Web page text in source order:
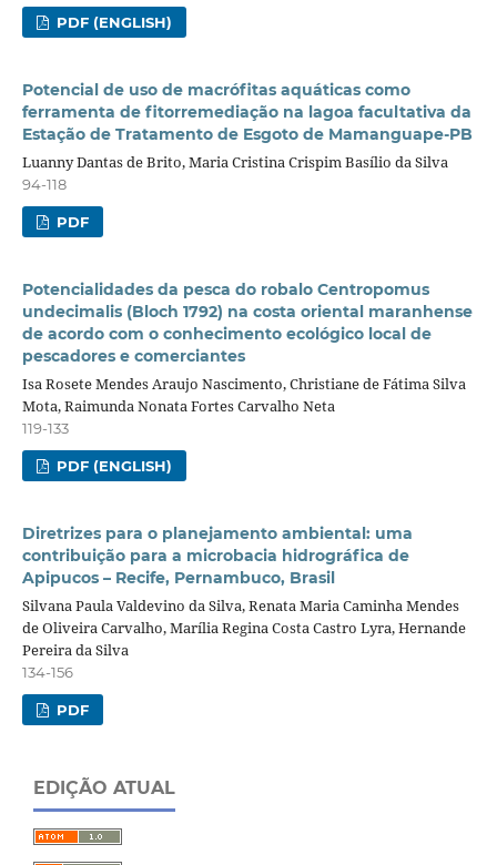
PDF (ENGLISH)
Potencial de uso de macrófitas aquáticas como
ferramenta de fitorremediação na lagoa facultativa da
Estação de Tratamento de Esgoto de Mamanguape-PB
Luanny Dantas de Brito, Maria Cristina Crispim Basílio da Silva
94-118
PDF
Potencialidades da pesca do robalo Centropomus
undecimalis (Bloch 1792) na costa oriental maranhense
de acordo com o conhecimento ecológico local de
pescadores e comerciantes
Isa Rosete Mendes Araujo Nascimento, Christiane de Fátima Silva
Mota, Raimunda Nonata Fortes Carvalho Neta
119-133
PDF (ENGLISH)
Diretrizes para o planejamento ambiental: uma
contribuição para a microbacia hidrográfica de
Apipucos – Recife, Pernambuco, Brasil
Silvana Paula Valdevino da Silva, Renata Maria Caminha Mendes
de Oliveira Carvalho, Marília Regina Costa Castro Lyra, Hernande
Pereira da Silva
134-156
PDF
EDIÇÃO ATUAL